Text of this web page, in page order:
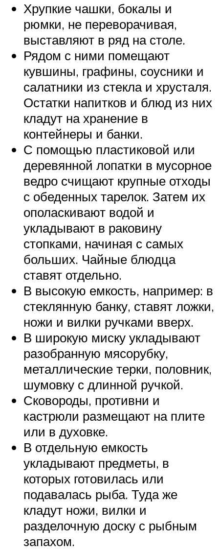
Хрупкие чашки, бокалы и
рюмки, не переворачивая,
выставляют в ряд на столе.
Рядом с ними помещают
кувшины, графины, соусники и
салатники из стекла и хрусталя.
Остатки напитков и блюд из них
кладут на хранение в
контейнеры и банки.
С помощью пластиковой или
деревянной лопатки в мусорное
ведро счищают крупные отходы
с обеденных тарелок. Затем их
ополаскивают водой и
укладывают в раковину
стопками, начиная с самых
больших. Чайные блюдца
ставят отдельно.
В высокую емкость, например: в
стеклянную банку, ставят ложки,
ножи и вилки ручками вверх.
В широкую миску укладывают
разобранную мясорубку,
металлические терки, половник,
шумовку с длинной ручкой.
Сковороды, противни и
кастрюли размещают на плите
или в духовке.
В отдельную емкость
укладывают предметы, в
которых готовилась или
подавалась рыба. Туда же
кладут ножи, вилки и
разделочную доску с рыбным
запахом.